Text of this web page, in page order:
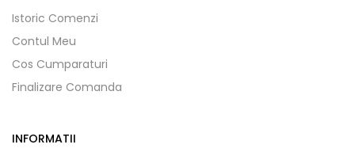
Istoric Comenzi
Contul Meu
Cos Cumparaturi
Finalizare Comanda
INFORMATII